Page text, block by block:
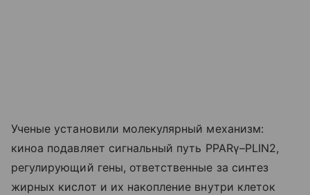
Ученые установили молекулярный механизм:
киноа подавляет сигнальный путь PPARγ–PLIN2,
регулирующий гены, ответственные за синтез
жирных кислот и их накопление внутри клеток